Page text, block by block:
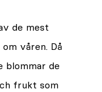
de mest
våren. Då
blommar de
frukt som